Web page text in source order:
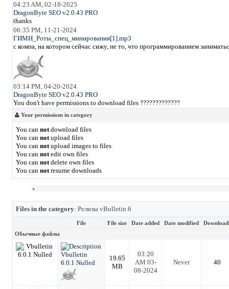
04:23 AM, 02-18-2025
DragonByte SEO v2.0.43 PRO
thanks
06:35 PM, 11-21-2024
ГИМН_Роты_спец_минирования[1].mp3
с компа, на котором сейчас сижу, не то, что программированием
03:14 PM, 04-20-2024
DragonByte SEO v2.0.43 PRO
You don't have permissions to download files ?????????????
Your permissions in category
You can notdownload files
You can notupload files
You can notupload images to files
You can notedit own files
You can notdelete own files
You can notresume downloads
»
Files in the category: Релизы vBulletin 6
File File size Date added Date modified
Обычные файлы
Vbulletin
6.0.1 Nulled
19.65
MB
03:20
AM 03-
08-2024
Never 40